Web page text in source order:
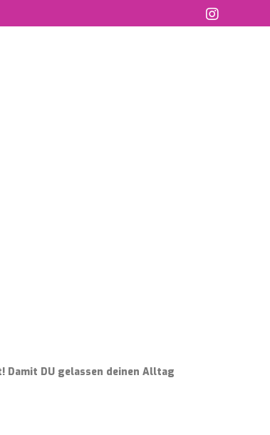
DU gelassen deinen Alltag